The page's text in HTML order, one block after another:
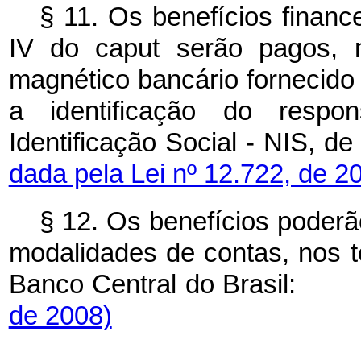
§ 11. Os benefícios
IV do caput serão pagos,
magnético bancário
a identificação do
Identificação Social - NIS,
dada pela Lei nº 12.722, de
§ 12. Os benefícios
modalidades de contas, nos
Banco Central do
de 2008)